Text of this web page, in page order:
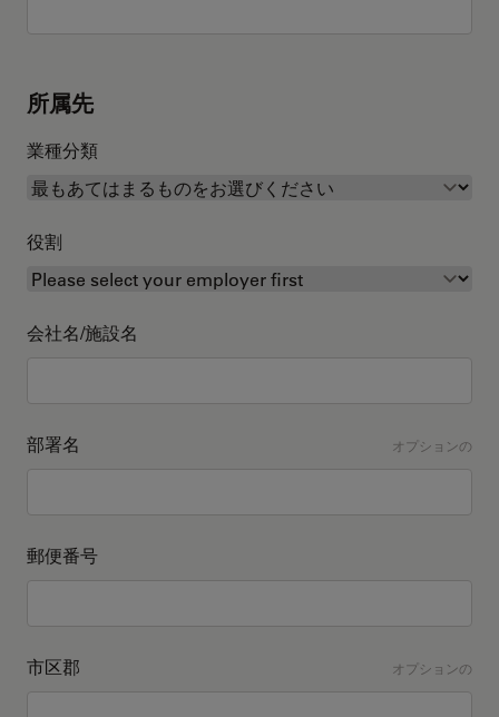
所属先
業種分類
役割
会社名/施設名
部署名 オプションの
郵便番号
市区郡 オプションの